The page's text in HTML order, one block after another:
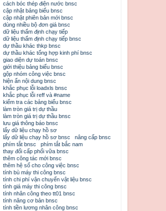
cách bóc thép điện nước bnsc
cập nhật bảng biểu bnsc
cập nhật phiên bản mới bnsc
dùng nhiều bộ đơn giá bnsc
dữ liệu thẩm định chạy tiếp
dữ liệu thẩm định chạy tiếp bnsc
dự thầu khác thkp bnsc
dự thầu khác tổng hợp kinh phí bnsc
giao diện dự toán bnsc
giới thiệu bảng biểu bnsc
gộp nhóm công việc bnsc
hiện ẩn nội dung bnsc
khắc phục lỗi loadxls bnsc
khắc phục lỗi reff và #name
kiểm tra các bảng biểu bnsc
làm tròn giá trị dự thầu
làm tròn giá trị dự thầu bnsc
lưu giá thông báo bnsc
lấy dữ liệu chạy hồ sơ
lấy dữ liệu chạy hồ sơ bnsc
nâng cấp bnsc
phím tắt bnsc
phím tắt bắc nam
thay đổi cấp phối vữa bnsc
thêm công tác mới bnsc
thêm hệ số cho công việc bnsc
tính bù máy thi công bnsc
tính chi phí vận chuyển vật liệu bnsc
tính giá máy thi công bnsc
tính nhân công theo tt01 bnsc
tính năng cơ bản bnsc
tính tiền lương nhân công bnsc